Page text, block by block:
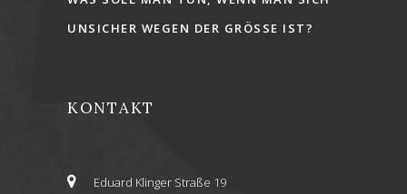
UNSICHER WEGEN DER GRÖSSE IST?
KONTAKT
Eduard Klinger Straße 19